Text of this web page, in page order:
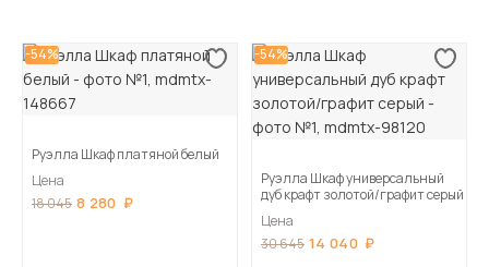
-54%
Руэлла Шкаф платяной белый
Цена
18 045 8 280
-54%
Руэлла Шкаф универсальный
дуб крафт золотой/графит серый
Цена
30 645 14 040